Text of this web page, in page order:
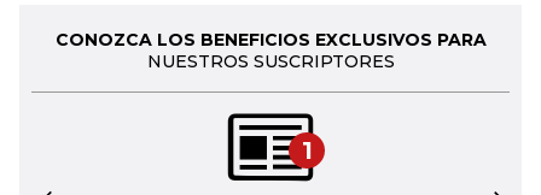
CONOZCA LOS BENEFICIOS EXCLUSIVOS PARA
NUESTROS SUSCRIPTORES
1